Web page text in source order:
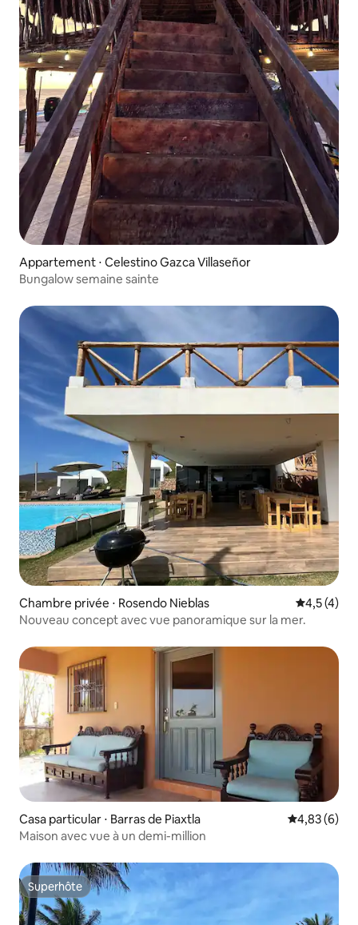
Appartement ⋅ Celestino Gazca Villaseñor
Bungalow semaine sainte
Chambre privée ⋅ Rosendo Nieblas Évaluation
4,5 (4)
Nouveau concept avec vue panoramique sur la mer.
Casa particular ⋅ Barras de Piaxtla Évaluation
4,83 (6)
Maison avec vue à un demi-million
Superhôte
Superhôte